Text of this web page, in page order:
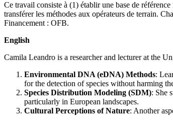
Ce travail consiste à (1) établir une base de
transférer les méthodes aux opérateurs de terrain.
Financement : OFB.
English
Camila Leandro is a researcher and lecturer at the
Environmental DNA (eDNA) Methods:
for the detection of species without harming
Species Distribution Modeling (SDM): She
particularly in European landscapes.
Cultural Perceptions of Nature: Another